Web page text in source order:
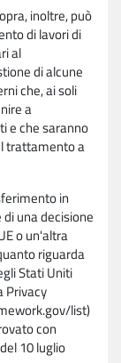
inoltre, può
di lavori di
al
di alcune
che, ai soli
a
e che saranno
trattamento a
in
una decisione
o un'altra
riguarda
Stati Uniti
Privacy
list)
con
10 luglio